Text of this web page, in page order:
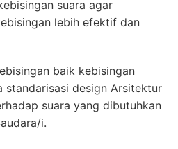
suara agar
lebih efektif dan
baik kebisingan
standarisasi design Arsitektur
suara yang dibutuhkan
i.